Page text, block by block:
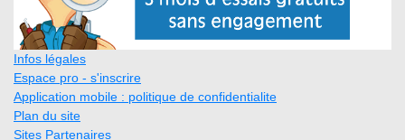
Infos légales
Espace pro - s'inscrire
Application mobile : politique de confidentialite
Plan du site
Sites Partenaires